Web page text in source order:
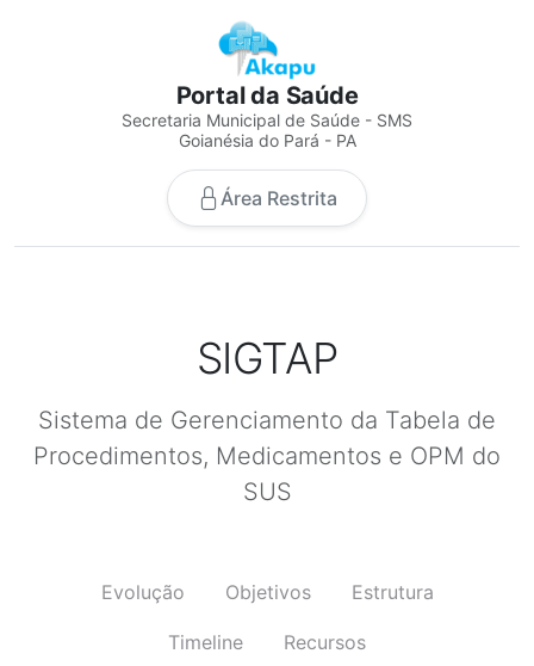
Portal da Saúde
Secretaria Municipal de Saúde - SMS
Goianésia do Pará - PA
Área Restrita
SIGTAP
Sistema de Gerenciamento da Tabela de
Procedimentos, Medicamentos e OPM do
SUS
Evolução Objetivos Estrutura
Timeline Recursos